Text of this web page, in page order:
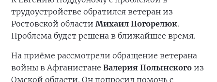
трудоустройстве обратился ветеран из
Ростовской области Михаил Погорелюк.
Проблема будет решена в ближайшее время.
На приёме рассмотрели обращение ветерана
войны в Афганистане Валерия Полынского из
Омской области. Он попросил помочь с